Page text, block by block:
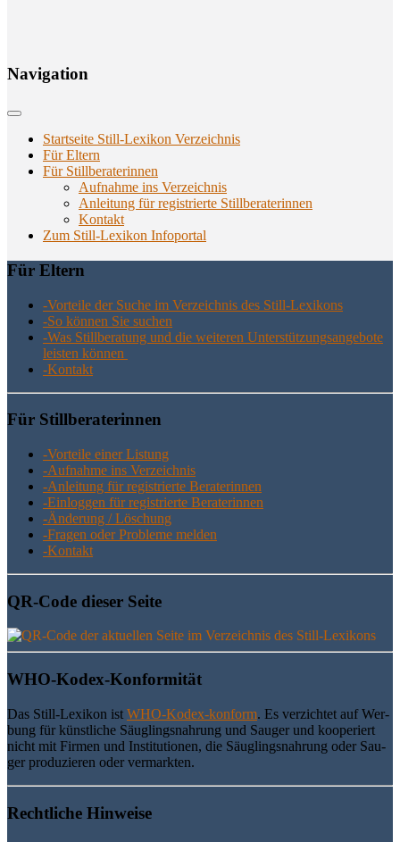
Navi­ga­ti­on
Startseite Still-Lexikon Verzeichnis
Für Eltern
Für Stillberaterinnen
Aufnahme ins Verzeichnis
Anlei­tung für regis­trier­te Stillberaterinnen
Kon­takt
Zum Still-Lexikon Infoportal
Für Eltern
-Vor­tei­le der Suche im Ver­zeich­nis des Still-Lexikons
-So kön­nen Sie suchen
-Was Still­be­ra­tung und die wei­te­ren Unter­stüt­zungs­an­ge­bo­te
leis­ten können
-Kon­takt
Für Still­be­ra­te­rin­nen
-Vor­tei­le einer Listung
-Auf­nah­me ins Verzeichnis
-Anlei­tung für regis­trier­te Beraterinnen
-Ein­log­gen für regis­trier­te Beraterinnen
-Ände­rung / Löschung
-Fra­gen oder Pro­ble­me melden
-Kon­takt
QR-Code die­ser Seite
WHO-Kodex-Kon­for­mi­tät
Das Still-Lexi­kon ist WHO-Kodex-kon­form. Es ver­zich­tet auf Wer­
bung für künst­li­che Säug­lings­nah­rung und Sau­ger und koope­riert
nicht mit Fir­men und Insti­tu­tio­nen, die Säug­lings­nah­rung oder Sau­
ger pro­du­zie­ren oder vermarkten.
Recht­li­che Hinweise